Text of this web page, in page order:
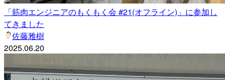
「筋肉エンジニアのもくもく会 #21(オフライン)」に参加し
てきました
佐藤雅樹
2025.06.20